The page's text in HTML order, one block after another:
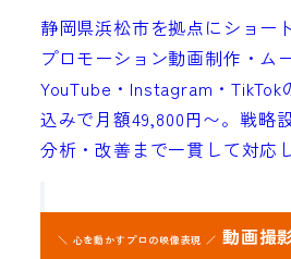
静岡県浜松市を拠点にショー
プロモーション動画制作・ム
YouTube・Instagram・TikTok
込みで月額49,800円〜。戦略
分析・改善まで一貫して対応
＼ 心を動かすプロの映像表現 ／ 動画撮